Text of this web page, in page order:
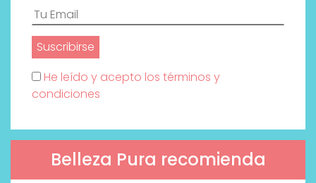
He leído y acepto los términos y
condiciones
Belleza Pura recomienda